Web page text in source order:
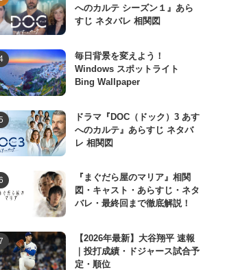
へのカルテ シーズン１』あら
すじ ネタバレ 相関図
毎日背景を変えよう！
Windows スポットライト
Bing Wallpaper
ドラマ『DOC（ドック）3 あす
へのカルテ』あらすじ ネタバ
レ 相関図
『まぐだら屋のマリア』相関
図・キャスト・あらすじ・ネタ
バレ・最終回まで徹底解説！
【2026年最新】大谷翔平 速報
｜投打成績・ドジャース試合予
定・順位